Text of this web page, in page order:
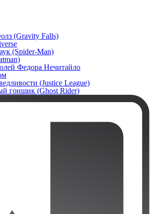
(Gravity Falls)
(Spider-Man)
Федора Нечитайло
(Justice League)
гонщик (Ghost Rider)